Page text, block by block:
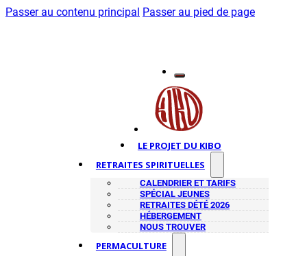
Passer au contenu principal Passer au pied de page
LE PROJET DU KIBO
RETRAITES SPIRITUELLES
CALENDRIER ET TARIFS
SPÉCIAL JEUNES
RETRAITES DÉTÉ 2026
HÉBERGEMENT
NOUS TROUVER
PERMACULTURE